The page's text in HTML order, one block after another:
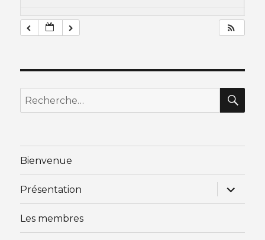
Recherche
pour
Bienvenue
Présentation
ouvrir
le
sous-
Les membres